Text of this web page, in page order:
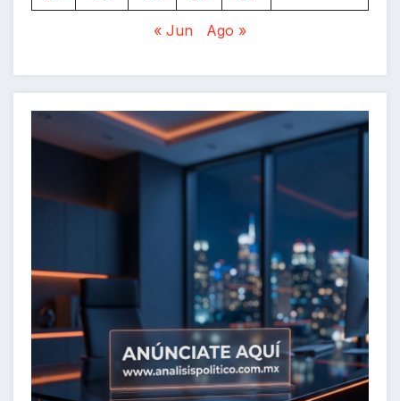
« Jun Ago »